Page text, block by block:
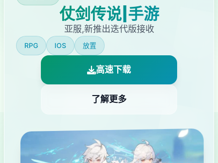
仗剑传说|手游
亚服,新推出迭代版接收
RPG IOS 放置
高速下载
了解更多